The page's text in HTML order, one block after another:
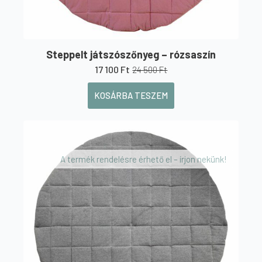
Steppelt játszószőnyeg – rózsaszín
24 500Ft
Original
price
was:
24
17 100 Ft Current
price
is:
17
KOSÁRBA TESZEM
A termék rendelésre érhető el – írjon nekünk!